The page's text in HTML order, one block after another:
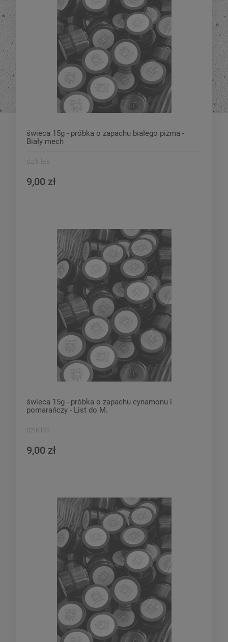
świeca 15g - próbka o zapachu białego piżma -
Biały mech
dzikilas
9,00 zł
świeca 15g - próbka o zapachu cynamonu i
pomarańczy - List do M.
dzikilas
9,00 zł